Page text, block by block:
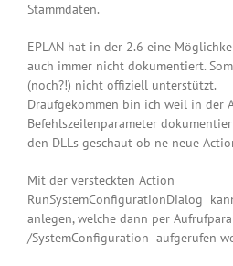
Stammdaten.
EPLAN hat in der 2.6 eine
auch immer nicht dokumentiert.
(noch?!) nicht offiziell unterstützt.
Draufgekommen bin ich weil in der
Befehlszeilenparameter
den DLLs geschaut ob ne neue
Mit der versteckten Action
RunSystemConfigurationDialog
anlegen, welche dann per
/SystemConfiguration aufgerufen